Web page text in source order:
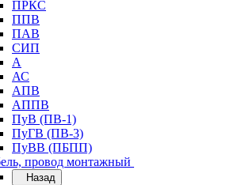
ПРКС
ППВ
ПАВ
СИП
А
АС
АПВ
АППВ
ПуВ (ПВ-1)
ПуГВ (ПВ-3)
ПуВВ (ПБПП)
провод монтажный
Назад